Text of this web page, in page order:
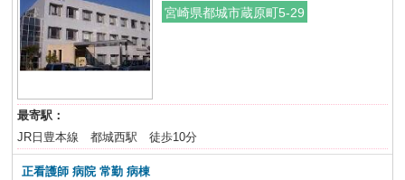
宮崎県都城市蔵原町5-29
最寄駅：
JR日豊本線 都城西駅 徒歩10分
正看護師 病院 常勤 病棟